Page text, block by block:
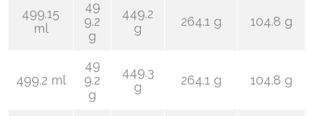
499.15
ml
49
9.2
g
449.2
g
264.1 g 104.8 g
499.2 ml
49
9.2
g
449.3
g
264.1 g 104.8 g